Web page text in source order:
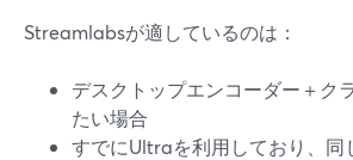
Streamlabsが適しているのは：
デスクトップエンコーダー＋ク
たい場合
すでにUltraを利用しており、同